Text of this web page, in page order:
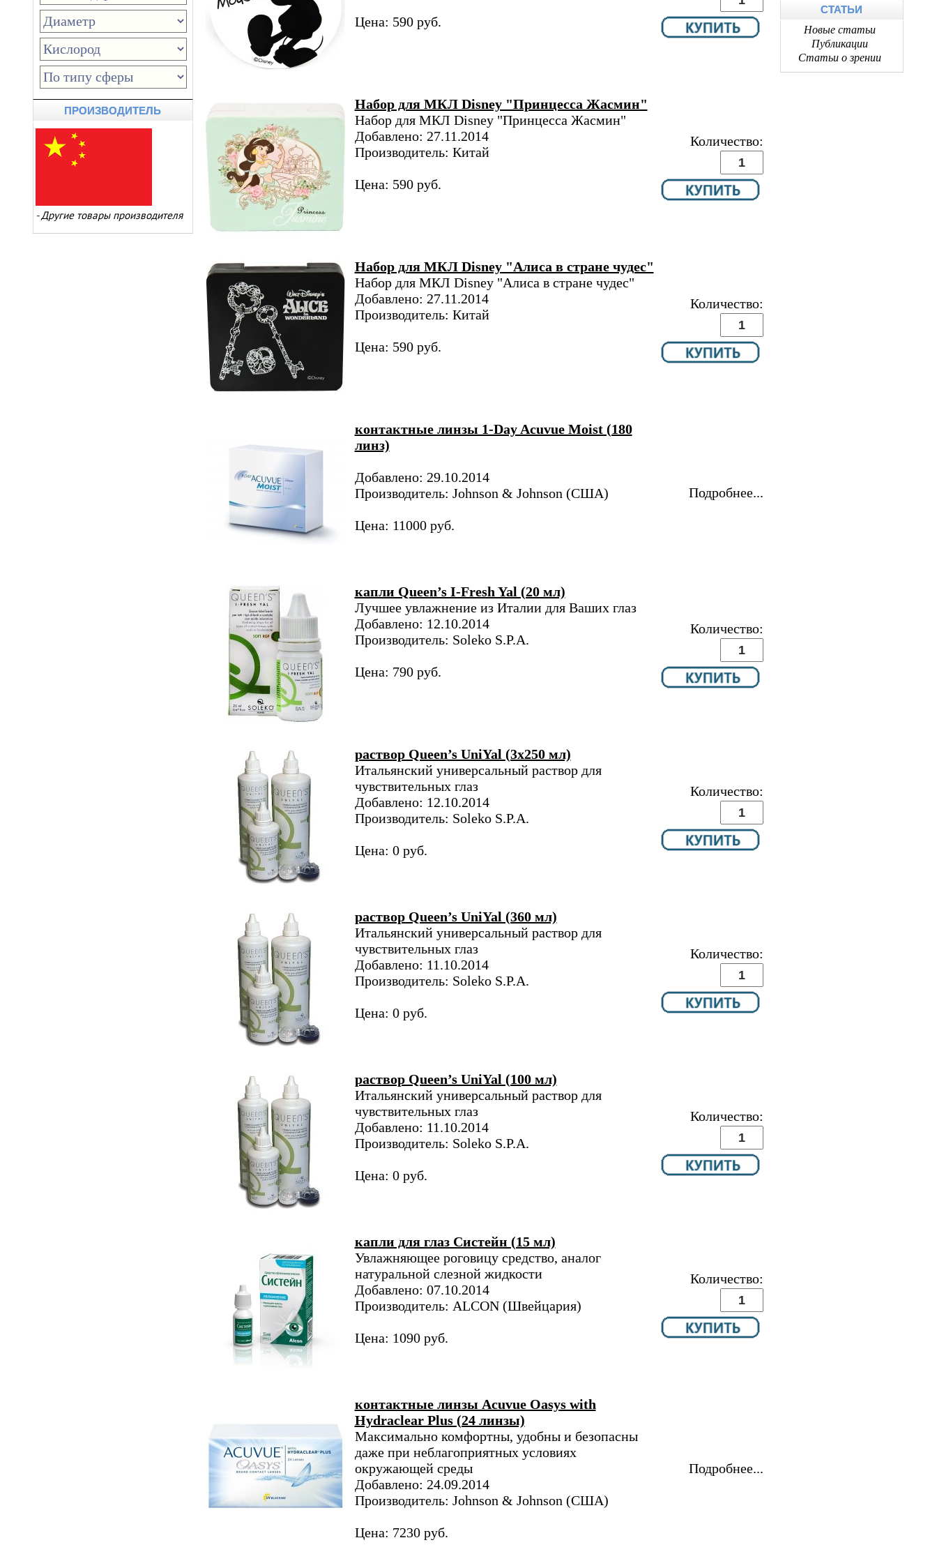
Цена: 590 руб.
Набор для МКЛ Disney "Принцесса Жасмин"
Набор для МКЛ Disney "Принцесса Жасмин"
Добавлено: 27.11.2014
Производитель: Китай
Цена: 590 руб.
Количество:
Набор для МКЛ Disney "Алиса в стране чудес"
Набор для МКЛ Disney "Алиса в стране чудес"
Добавлено: 27.11.2014
Производитель: Китай
Цена: 590 руб.
Количество:
контактные линзы 1-Day Acuvue Moist (180
линз)
Добавлено: 29.10.2014
Производитель: Johnson & Johnson (США)
Цена: 11000 руб.
Подробнее...
капли Queen’s I-Fresh Yal (20 мл)
Лучшее увлажнение из Италии для Ваших глаз
Добавлено: 12.10.2014
Производитель: Soleko S.P.A.
Цена: 790 руб.
Количество:
раствор Queen’s UniYal (3х250 мл)
Итальянский универсальный раствор для
чувствительных глаз
Добавлено: 12.10.2014
Производитель: Soleko S.P.A.
Цена: 0 руб.
Количество:
раствор Queen’s UniYal (360 мл)
Итальянский универсальный раствор для
чувствительных глаз
Добавлено: 11.10.2014
Производитель: Soleko S.P.A.
Цена: 0 руб.
Количество:
раствор Queen’s UniYal (100 мл)
Итальянский универсальный раствор для
чувствительных глаз
Добавлено: 11.10.2014
Производитель: Soleko S.P.A.
Цена: 0 руб.
Количество:
капли для глаз Систейн (15 мл)
Увлажняющее роговицу средство, аналог
натуральной слезной жидкости
Добавлено: 07.10.2014
Производитель: ALCON (Швейцария)
Цена: 1090 руб.
Количество:
контактные линзы Acuvue Oasys with
Hydraclear Plus (24 линзы)
Максимально комфортны, удобны и безопасны
даже при неблагоприятных условиях
окружающей среды
Добавлено: 24.09.2014
Производитель: Johnson & Johnson (США)
Цена: 7230 руб.
Подробнее...
ПРОИЗВОДИТЕЛЬ
-Другие товары производителя
СТАТЬИ
Новые статьи
Публикации
Статьи о зрении